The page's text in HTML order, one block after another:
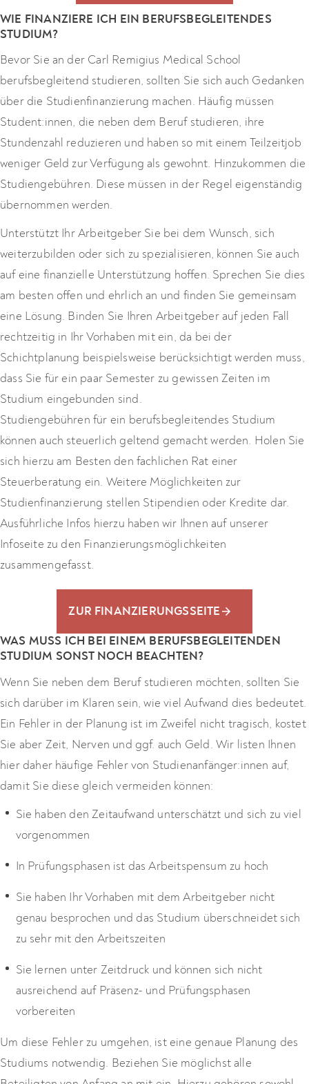
WIE FINANZIERE ICH EIN BERUFSBEGLEITENDES
STUDIUM?
Bevor Sie an der Carl Remigius Medical School
berufsbegleitend studieren, sollten Sie sich auch Gedanken
über die Studienfinanzierung machen. Häufig müssen
Student:innen, die neben dem Beruf studieren, ihre
Stundenzahl reduzieren und haben so mit einem Teilzeitjob
weniger Geld zur Verfügung als gewohnt. Hinzukommen die
Studiengebühren. Diese müssen in der Regel eigenständig
übernommen werden.
Unterstützt Ihr Arbeitgeber Sie bei dem Wunsch, sich
weiterzubilden oder sich zu spezialisieren, können Sie auch
auf eine finanzielle Unterstützung hoffen. Sprechen Sie dies
am besten offen und ehrlich an und finden Sie gemeinsam
eine Lösung. Binden Sie Ihren Arbeitgeber auf jeden Fall
rechtzeitig in Ihr Vorhaben mit ein, da bei der
Schichtplanung beispielsweise berücksichtigt werden muss,
dass Sie für ein paar Semester zu gewissen Zeiten im
Studium eingebunden sind.
Studiengebühren für ein berufsbegleitendes Studium
können auch steuerlich geltend gemacht werden. Holen Sie
sich hierzu am Besten den fachlichen Rat einer
Steuerberatung ein. Weitere Möglichkeiten zur
Studienfinanzierung stellen Stipendien oder Kredite dar.
Ausführliche Infos hierzu haben wir Ihnen auf unserer
Infoseite zu den Finanzierungsmöglichkeiten
zusammengefasst.
ZUR FINANZIERUNGSSEITE
WAS MUSS ICH BEI EINEM BERUFSBEGLEITENDEN
STUDIUM SONST NOCH BEACHTEN?
Wenn Sie neben dem Beruf studieren möchten, sollten Sie
sich darüber im Klaren sein, wie viel Aufwand dies bedeutet.
Ein Fehler in der Planung ist im Zweifel nicht tragisch, kostet
Sie aber Zeit, Nerven und ggf. auch Geld. Wir listen Ihnen
hier daher häufige Fehler von Studienanfänger:innen auf,
damit Sie diese gleich vermeiden können:
Sie haben den Zeitaufwand unterschätzt und sich zu viel
vorgenommen
In Prüfungsphasen ist das Arbeitspensum zu hoch
Sie haben Ihr Vorhaben mit dem Arbeitgeber nicht
genau besprochen und das Studium überschneidet sich
zu sehr mit den Arbeitszeiten
Sie lernen unter Zeitdruck und können sich nicht
ausreichend auf Präsenz- und Prüfungsphasen
vorbereiten
Um diese Fehler zu umgehen, ist eine genaue Planung des
Studiums notwendig. Beziehen Sie möglichst alle